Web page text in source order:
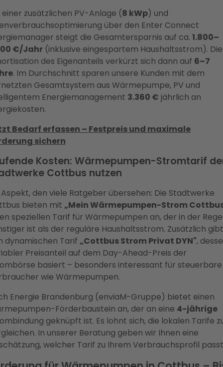
zusätzlichen PV-Anlage (8 kWp) und
über den Enter Connect
steigt die Gesamtersparnis auf ca. 1.800–
€/Jahr(inklusive eingespartem Haushaltsstrom). Die
des Eigenanteils verkürzt sich dann auf 6–7
. Im Durchschnitt sparen unsere Kunden mit dem
Gesamtsystem aus Wärmepumpe, PV und
Energiemanagement 3.360 € jährlich an
Bedarf erfassen – Festpreis und maximale
sichern
Kosten: Wärmepumpen-Stromtarif
Cottbus nutzen
Aspekt, den viele Ratgeber übersehen: Die Stadtwerke
bieten mit „Mein Wärmepumpen-Strom
speziellen Tarif für Wärmepumpen an, der in der
ist als der reguläre Haushaltsstrom. Zusätzlich
dynamischen Tarif „Cottbus Strom Privat DYN",
Preisanteil auf dem Day-Ahead-Preis der
basiert – besonders interessant für steuerbare
wie Wärmepumpen.
Energie Brandenburg (enviaM-Gruppe) bietet einen
Förderbaustein an, der an eine 4-jährige
geknüpft ist. Es lohnt sich, die lokalen Tarife
In unserer Beratung geben wir Ihnen eine
welcher Tarif zu Ihrem Verbrauchsprofil